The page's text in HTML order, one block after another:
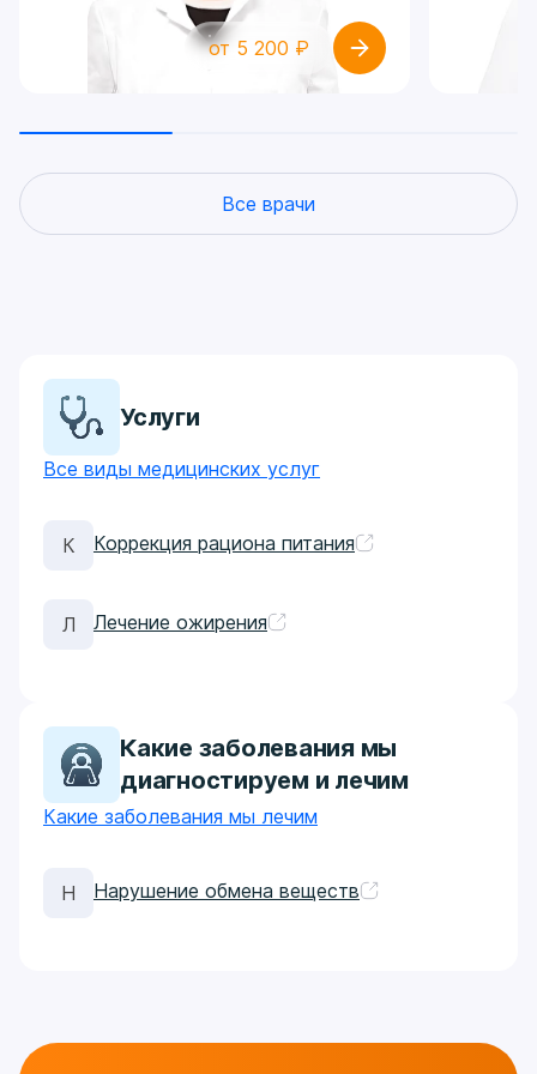
от 5 200 ₽
Все врачи
Услуги
Все виды медицинских услуг
К Коррекция рациона питания
Л Лечение ожирения
Какие заболевания мы
диагностируем и лечим
Какие заболевания мы лечим
Н Нарушение обмена веществ